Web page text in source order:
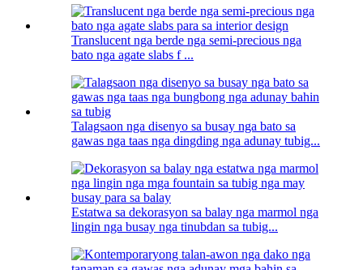
Translucent nga berde nga semi-precious nga
bato nga agate slabs f ...
Talagsaon nga disenyo sa busay nga bato sa
gawas nga taas nga dingding nga adunay tubig...
Estatwa sa dekorasyon sa balay nga marmol nga
lingin nga busay nga tinubdan sa tubig...